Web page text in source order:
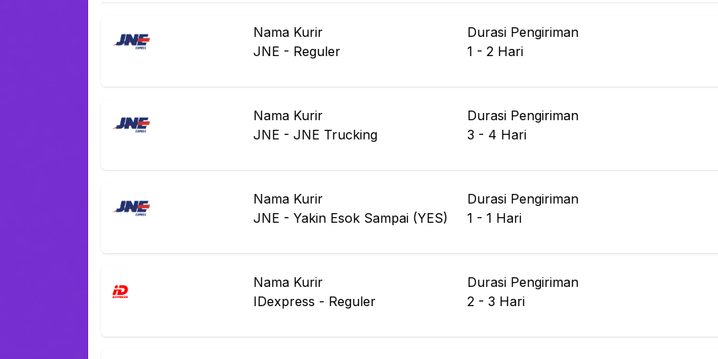
Nama Kurir
JNE - Reguler
Durasi Pengiriman
1 - 2 Hari
Nama Kurir
JNE - JNE Trucking
Durasi Pengiriman
3 - 4 Hari
Nama Kurir
JNE - Yakin Esok Sampai (YES)
Durasi Pengiriman
1 - 1 Hari
Nama Kurir
IDexpress - Reguler
Durasi Pengiriman
2 - 3 Hari